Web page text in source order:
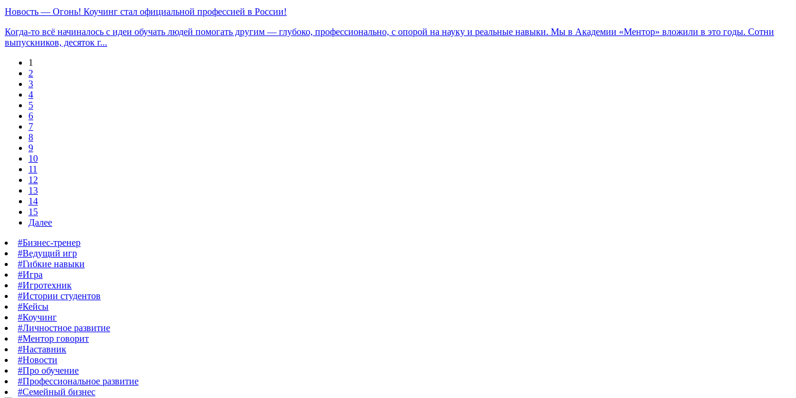
Новость — Огонь! Коучинг стал официальной профессией в России!
Когда-то всё начиналось с идеи обучать людей помогать другим — глубоко, профессионально, с опорой на науку и реальные навыки. Мы в Академии «Ментор» вложили в это годы. Сотни
выпускников, десяток г...
1
2
3
4
5
6
7
8
9
10
11
12
13
14
15
Далее
#Бизнес-тренер
#Ведущий игр
#Гибкие навыки
#Игра
#Игротехник
#Истории студентов
#Кейсы
#Коучинг
#Личностное развитие
#Ментор говорит
#Наставник
#Новости
#Про обучение
#Профессиональное развитие
#Семейный бизнес